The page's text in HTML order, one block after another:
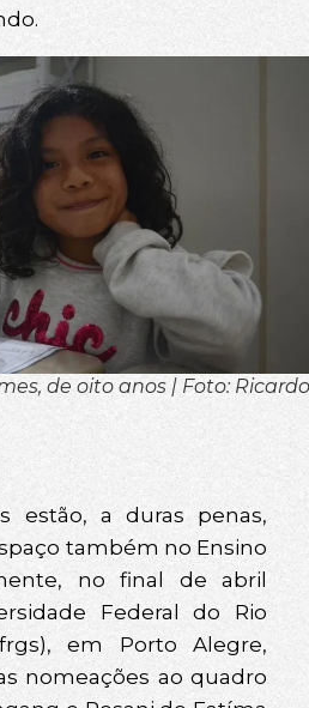
de oito anos | Foto: Ricardo
estão, a duras penas,
também no Ensino
no final de abril
Federal do Rio
em Porto Alegre,
nomeações ao quadro